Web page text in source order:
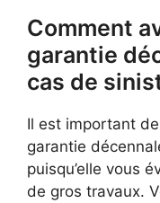
Comment
garantie
cas de
Il est important
garantie
puisqu’elle vous
de gros travaux.